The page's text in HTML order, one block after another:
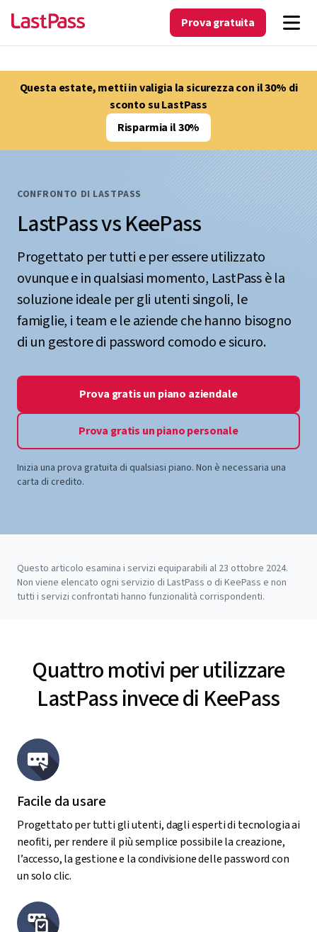
Prova gratuita
Questa estate, metti in valigia la sicurezza con il 30% di
sconto su LastPass
Risparmia il 30%
CONFRONTO DI LASTPASS
LastPass vs KeePass
Progettato per tutti e per essere utilizzato
ovunque e in qualsiasi momento, LastPass è la
soluzione ideale per gli utenti singoli, le
famiglie, i team e le aziende che hanno bisogno
di un gestore di password comodo e sicuro.
Prova gratis un piano aziendale
Prova gratis un piano personale
Inizia una prova gratuita di qualsiasi piano. Non è necessaria una
carta di credito.
Questo articolo esamina i servizi equiparabili al 23 ottobre 2024.
Non viene elencato ogni servizio di LastPass o di KeePass e non
tutti i servizi confrontati hanno funzionalità corrispondenti.
Quattro motivi per utilizzare
LastPass invece di KeePass
Facile da usare
Progettato per tutti gli utenti, dagli esperti di tecnologia ai
neofiti, per rendere il più semplice possibile la creazione,
l’accesso, la gestione e la condivisione delle password con
un solo clic.